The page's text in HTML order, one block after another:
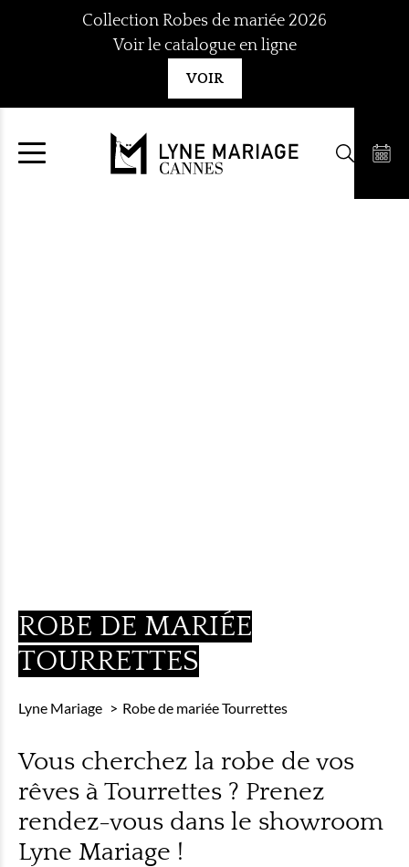
Collection Robes de mariée 2026
Voir le catalogue en ligne
VOIR
ROBE DE MARIÉE
TOURRETTES
Lyne Mariage Robe de mariée Tourrettes
Vous cherchez la robe de vos
rêves à Tourrettes ? Prenez
rendez-vous dans le showroom
Lyne Mariage !